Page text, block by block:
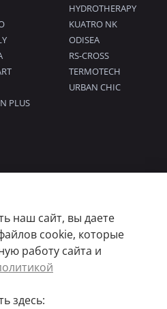
HYDROTHERAPY
KUATRO NK
ODISEA
RS-CROSS
TERMOTECH
URBAN CHIC
PLUS
наш сайт, вы даете
cookie, которые
работу сайта и
здесь: